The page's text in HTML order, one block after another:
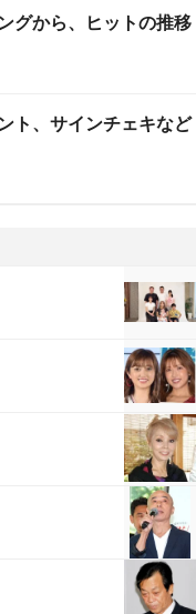
グから、ヒットの推移
ト、サインチェキなど